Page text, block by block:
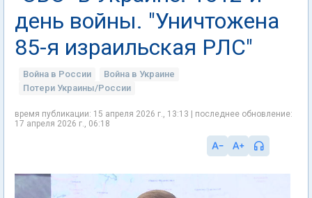
день войны. "Уничтожена
85-я израильская РЛС"
Война в России
Война в Украине
Потери Украины/России
время публикации: 15 апреля 2026 г., 13:13 | последнее обновление:
17 апреля 2026 г., 06:18